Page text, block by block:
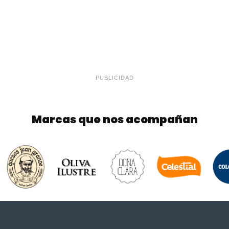
PUBLICIDAD
Marcas que nos acompañan